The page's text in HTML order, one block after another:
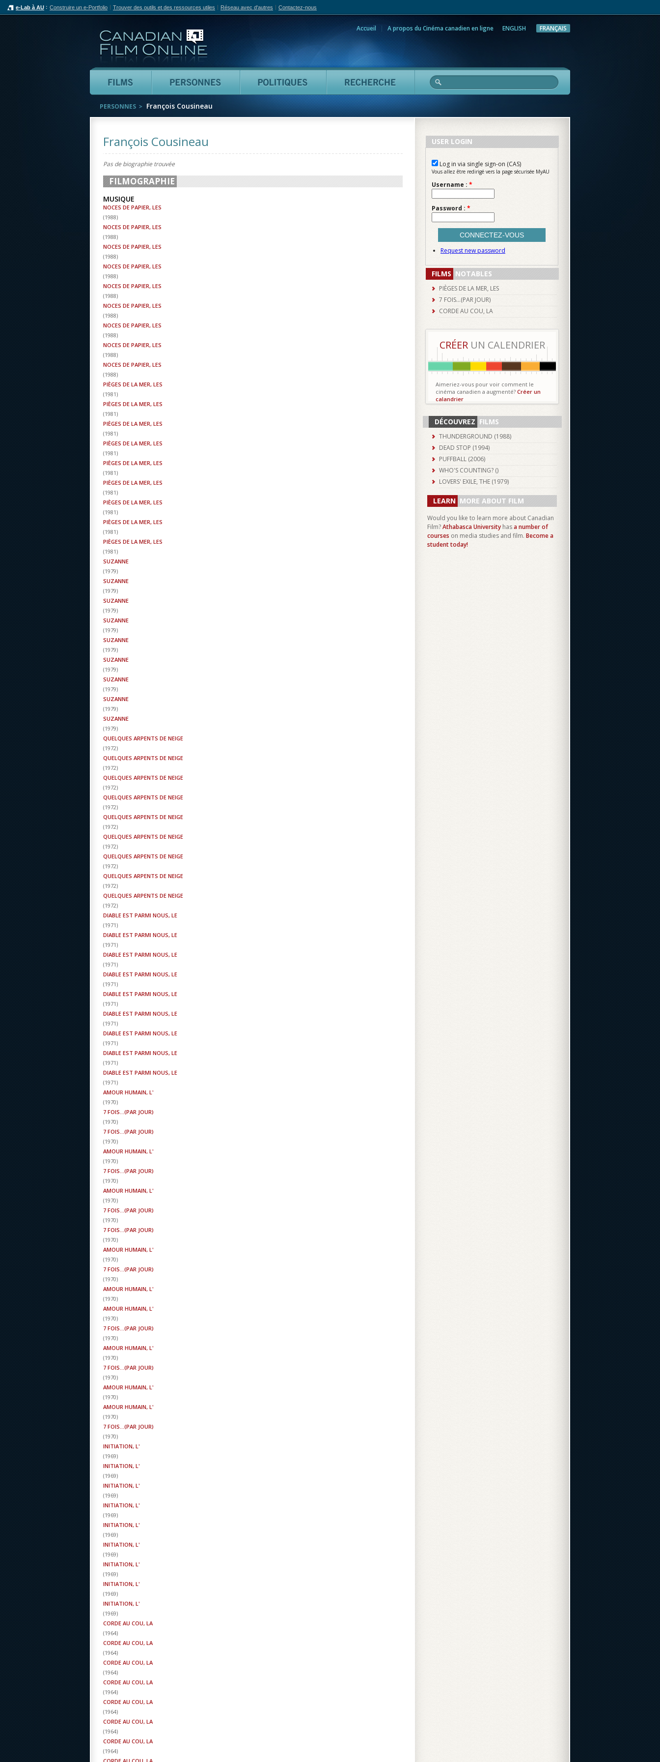
e-Lab à AU Construire un e-Portfolio Trouver des outils et des ressources utiles Réseau avec d'autres Contactez-nous
Accueil A propos du Cinéma canadien en ligne ENGLISH FRANÇAIS
Films Personnes Politiques Recherche
PERSONNES François Cousineau
François Cousineau
Pas de biographie trouvée
FILMOGRAPHIE
MUSIQUE
NOCES DE PAPIER, LES
(1988)
NOCES DE PAPIER, LES
(1988)
NOCES DE PAPIER, LES
(1988)
NOCES DE PAPIER, LES
(1988)
NOCES DE PAPIER, LES
(1988)
NOCES DE PAPIER, LES
(1988)
NOCES DE PAPIER, LES
(1988)
NOCES DE PAPIER, LES
(1988)
NOCES DE PAPIER, LES
(1988)
PIÈGES DE LA MER, LES
(1981)
PIÈGES DE LA MER, LES
(1981)
PIÈGES DE LA MER, LES
(1981)
PIÈGES DE LA MER, LES
(1981)
PIÈGES DE LA MER, LES
(1981)
PIÈGES DE LA MER, LES
(1981)
PIÈGES DE LA MER, LES
(1981)
PIÈGES DE LA MER, LES
(1981)
PIÈGES DE LA MER, LES
(1981)
SUZANNE
(1979)
SUZANNE
(1979)
SUZANNE
(1979)
SUZANNE
(1979)
SUZANNE
(1979)
SUZANNE
(1979)
SUZANNE
(1979)
SUZANNE
(1979)
SUZANNE
(1979)
QUELQUES ARPENTS DE NEIGE
(1972)
QUELQUES ARPENTS DE NEIGE
(1972)
QUELQUES ARPENTS DE NEIGE
(1972)
QUELQUES ARPENTS DE NEIGE
(1972)
QUELQUES ARPENTS DE NEIGE
(1972)
QUELQUES ARPENTS DE NEIGE
(1972)
QUELQUES ARPENTS DE NEIGE
(1972)
QUELQUES ARPENTS DE NEIGE
(1972)
QUELQUES ARPENTS DE NEIGE
(1972)
DIABLE EST PARMI NOUS, LE
(1971)
DIABLE EST PARMI NOUS, LE
(1971)
DIABLE EST PARMI NOUS, LE
(1971)
DIABLE EST PARMI NOUS, LE
(1971)
DIABLE EST PARMI NOUS, LE
(1971)
DIABLE EST PARMI NOUS, LE
(1971)
DIABLE EST PARMI NOUS, LE
(1971)
DIABLE EST PARMI NOUS, LE
(1971)
DIABLE EST PARMI NOUS, LE
(1971)
AMOUR HUMAIN, L'
(1970)
7 FOIS...(PAR JOUR)
(1970)
7 FOIS...(PAR JOUR)
(1970)
AMOUR HUMAIN, L'
(1970)
7 FOIS...(PAR JOUR)
(1970)
AMOUR HUMAIN, L'
(1970)
7 FOIS...(PAR JOUR)
(1970)
7 FOIS...(PAR JOUR)
(1970)
AMOUR HUMAIN, L'
(1970)
7 FOIS...(PAR JOUR)
(1970)
AMOUR HUMAIN, L'
(1970)
AMOUR HUMAIN, L'
(1970)
7 FOIS...(PAR JOUR)
(1970)
AMOUR HUMAIN, L'
(1970)
7 FOIS...(PAR JOUR)
(1970)
AMOUR HUMAIN, L'
(1970)
AMOUR HUMAIN, L'
(1970)
7 FOIS...(PAR JOUR)
(1970)
INITIATION, L'
(1969)
INITIATION, L'
(1969)
INITIATION, L'
(1969)
INITIATION, L'
(1969)
INITIATION, L'
(1969)
INITIATION, L'
(1969)
INITIATION, L'
(1969)
INITIATION, L'
(1969)
INITIATION, L'
(1969)
CORDE AU COU, LA
(1964)
CORDE AU COU, LA
(1964)
CORDE AU COU, LA
(1964)
CORDE AU COU, LA
(1964)
CORDE AU COU, LA
(1964)
CORDE AU COU, LA
(1964)
CORDE AU COU, LA
(1964)
USER LOGIN
Log in via single sign-on (CAS)
Vous allez être redirigé vers la page sécurisée MyAU
Username : *
Password : *
Request new password
FILMS NOTABLES
PIÈGES DE LA MER, LES
7 FOIS...(PAR JOUR)
CORDE AU COU, LA
CRÉERUN CALENDRIER
Aimeriez-vous pour voir comment le
cinéma canadien a augmenté? Créer un
calandrier
DÉCOUVREZ FILMS
THUNDERGROUND (1988)
DEAD STOP (1994)
PUFFBALL (2006)
WHO'S COUNTING? ()
LOVERS' EXILE, THE (1979)
LEARN MORE ABOUT FILM
Would you like to learn more about Canadian
Film?Athabasca University hasa number of
courses on media studies and film. Become a
student today!